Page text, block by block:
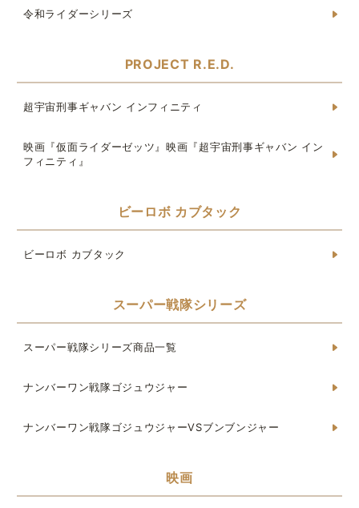
令和ライダーシリーズ
PROJECT R.E.D.
超宇宙刑事ギャバン インフィニティ
映画『仮面ライダーゼッツ』映画『超宇宙刑事ギャバン イン
フィニティ』
ビーロボ カブタック
ビーロボ カブタック
スーパー戦隊シリーズ
スーパー戦隊シリーズ商品一覧
ナンバーワン戦隊ゴジュウジャー
ナンバーワン戦隊ゴジュウジャーVSブンブンジャー
映画